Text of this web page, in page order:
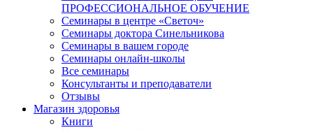
ПРОФЕССИОНАЛЬНОЕ ОБУЧЕНИЕ
Семинары в центре «Светоч»
Семинары доктора Синельникова
Семинары в вашем городе
Семинары онлайн-школы
Все семинары
Консультанты и преподаватели
Отзывы
Магазин здоровья
Книги